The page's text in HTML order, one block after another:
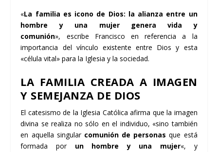
«La familia es icono de Dios: la alianza entre un
hombre y una mujer genera vida y
comunión», escribe Francisco en referencia a la
importancia del vínculo existente entre Dios y esta
«célula vital» para la Iglesia y la sociedad.
LA FAMILIA CREADA A IMAGEN
Y SEMEJANZA DE DIOS
El catesismo de la Iglesia Católica afirma que la imagen
divina se realiza no sólo en el individuo, «sino también
en aquella singular comunión de personas que está
formada por un hombre y una mujer«, y